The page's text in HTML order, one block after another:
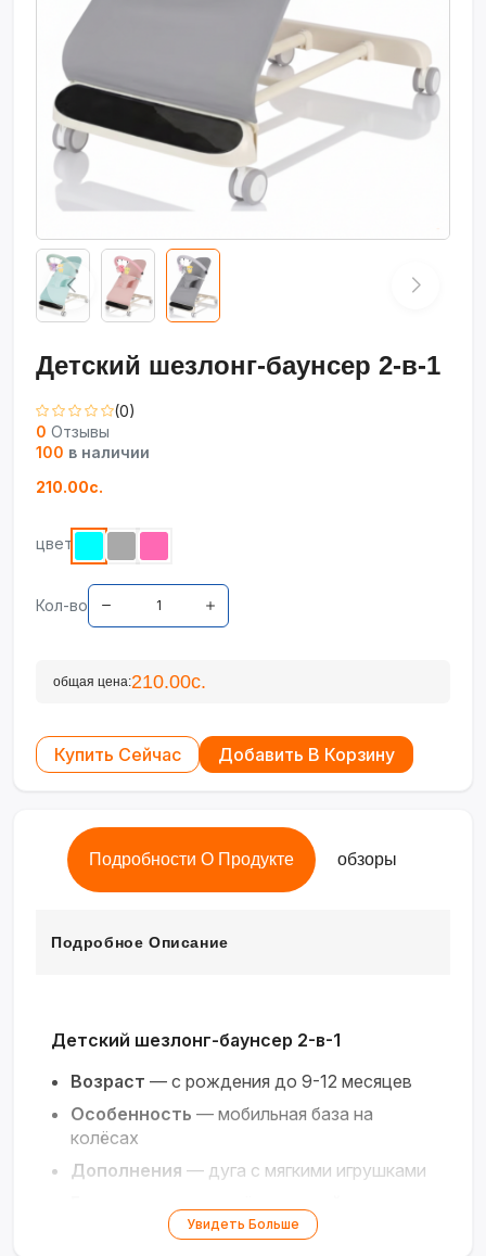
Детский шезлонг-баунсер 2-в-1
(0)
0 Отзывы
100 в наличии
210.00с.
цвет
Кол-во
общая цена:210.00с.
Купить Сейчас Добавить В Корзину
Подробности О Продукте обзоры
Подробное Описание
Детский шезлонг-баунсер 2-в-1
Возраст — с рождения до 9-12 месяцев
Особенность — мобильная база на
колёсах
Дополнения — дуга с мягкими игрушками
— гипоаллергенный текстиль
Увидеть Больше